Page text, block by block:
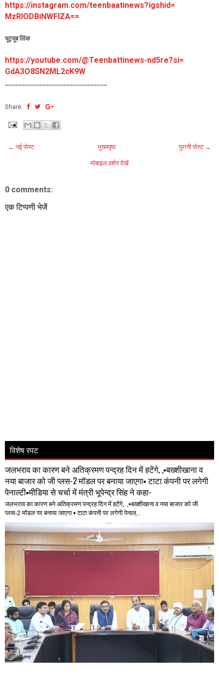
https://instagram.com/teenbaatinews?igshid=
MzRlODBiNWFlZA==
यूट्यूब लिंक
https://youtube.com/@Teenbattinews-nd5re?si=
GdA3O8SN2ML2cK9W
Share:
← नई पोस्ट पुरानी पोस्ट →
मुख्यपृष्ठ
मोबाइल वर्शन देखें
0 comments:
एक टिप्पणी भेजें
विशेष रपट
जलभराव का कारण बने अतिक्रमण पन्द्रह दिन में हटेंगे, ,▪️बख्शीखाना व
नया बाजार को जी प्लस-2 मॉडल पर बनाया जाएगा▪️ टाटा कंपनी पर लगेगी
पेनाल्टी▪️मीडिया से चर्चा में मंत्री भूपेन्द्र सिंह ने कहा-
जलभराव का कारण बने अतिक्रमण पन्द्रह दिन में हटेंगे, ,▪️बख्शीखाना व नया बाजार को जी
प्लस-2 मॉडल पर बनाया जाएगा ▪️ टाटा कंपनी पर लगेगी पेनाल्...